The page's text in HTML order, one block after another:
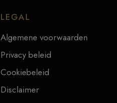
LEGAL
Algemene voorwaarden
Privacy beleid
Cookiebeleid
Disclaimer